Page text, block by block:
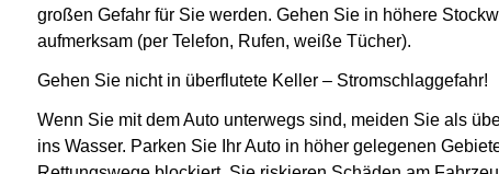
großen Gefahr für Sie werden. Gehen Sie in höhere
aufmerksam (per Telefon, Rufen, weiße Tücher).
Gehen Sie nicht in überflutete Keller – Stromschlaggefahr!
Wenn Sie mit dem Auto unterwegs sind, meiden Sie als
ins Wasser. Parken Sie Ihr Auto in höher gelegenen